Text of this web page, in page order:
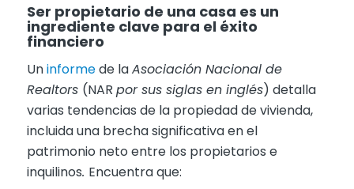
Ser propietario de una casa es un
ingrediente clave para el éxito
financiero
Uninformede laAsociación Nacional de
Realtors (NAR por sus siglas en inglés) detalla
varias tendencias de la propiedad de vivienda,
incluida una brecha significativa en el
patrimonio neto entre los propietarios e
inquilinos. Encuentra que: